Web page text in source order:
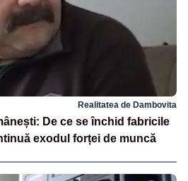
Realitatea de Dambovita
De ce se închid fabricile
exodul forței de muncă